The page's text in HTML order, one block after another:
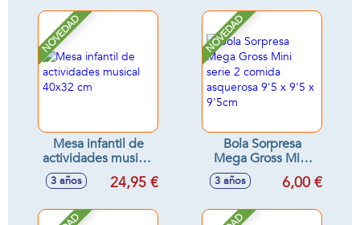
NOVEDAD
Mesa infantil de
actividades musical
40x32 cm
3 años 24,95 €
NOVEDAD
Bola Sorpresa
Mega Gross Mini
serie 2 comida
asquerosa 9'5 x 9'5
3 años 6,00 €